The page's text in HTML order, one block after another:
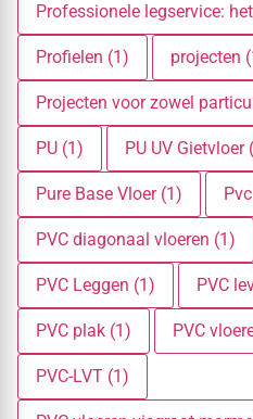
Professionele legservice:
Profielen (1) projecten
Projecten voor zowel
PU (1) PU UV Gietvloer
Pure Base Vloer (1)
PVC diagonaal vloeren (1)
PVC Leggen (1) PVC
PVC plak (1) PVC
PVC-LVT (1)